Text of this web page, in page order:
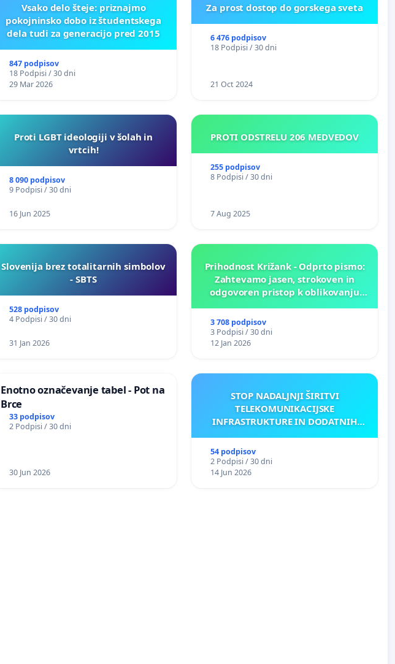
Vsako delo šteje: priznajmo
pokojninsko dobo iz študentskega
dela tudi za generacijo pred 2015
847 podpisov
18 Podpisi / 30 dni
29 Mar 2026
Za prost dostop do gorskega sveta
6 476 podpisov
18 Podpisi / 30 dni
21 Oct 2024
Proti LGBT ideologiji v šolah in
vrtcih!
8 090 podpisov
9 Podpisi / 30 dni
16 Jun 2025
PROTI ODSTRELU 206 MEDVEDOV
255 podpisov
8 Podpisi / 30 dni
7 Aug 2025
Slovenija brez totalitarnih simbolov
- SBTS
528 podpisov
4 Podpisi / 30 dni
31 Jan 2026
Prihodnost Križank - Odprto pismo:
Zahtevamo jasen, strokoven in
odgovoren pristop k oblikovanju
3 708 podpisov
3 Podpisi / 30 dni
12 Jan 2026
Enotno označevanje tabel - Pot na
Brce
33 podpisov
2 Podpisi / 30 dni
30 Jun 2026
STOP NADALJNJI ŠIRITVI
TELEKOMUNIKACIJSKE
INFRASTRUKTURE IN DODATNIH
54 podpisov
2 Podpisi / 30 dni
14 Jun 2026